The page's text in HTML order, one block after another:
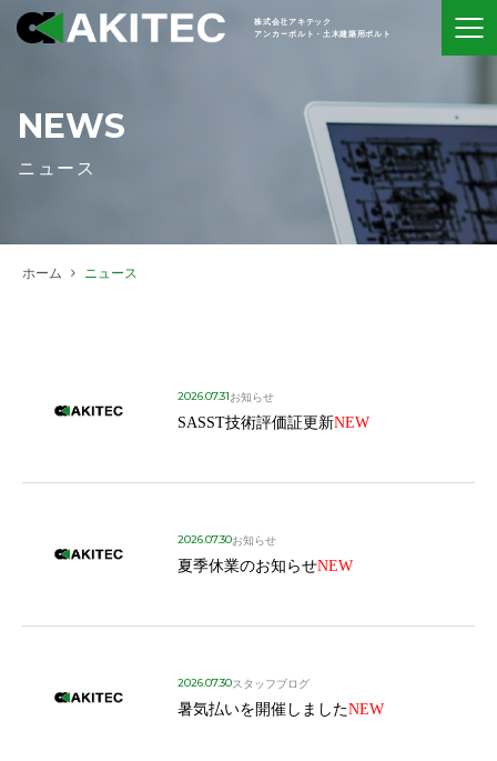
株式会社アキテック
アンカーボルト・土木建築用ボルト
NEWS
ニュース
ホーム ニュース
2026.07.31お知らせ
SASST技術評価証更新NEW
2026.07.30お知らせ
夏季休業のお知らせNEW
2026.07.30スタッフブログ
暑気払いを開催しましたNEW